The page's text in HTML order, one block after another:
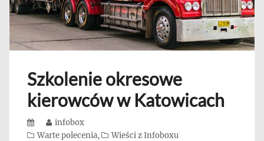
Szkolenie okresowe
kierowców w Katowicach
Posted
on
Author
infobox
Categories
Warte polecenia, Wieści z Infoboxu